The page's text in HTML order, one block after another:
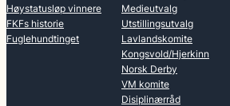
Høystatusløp vinnere
FKFs historie
Fuglehundtinget
Medieutvalg
Utstillingsutvalg
Lavlandskomite
Kongsvold/Hjerkinn
Norsk Derby
VM komite
Disiplinærråd